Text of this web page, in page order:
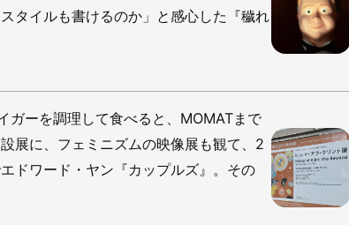
タイルも書けるのか」と感心した『穢れ
ガーを調理して食べると、MOMATまで
展に、フェミニズムの映像展も観て、2
ドワード・ヤン『カップルズ』。その